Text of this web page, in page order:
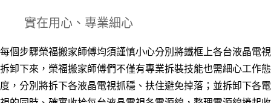
實在用心 、專業細心
每個步驟榮福搬家師傅均須謹慎小心分別將鐵框上各台液晶電視
拆卸下來，榮福搬家師傅們不僅有專業拆裝技能也需細心工作態
度，分別將拆下各液晶電視抓穩、扶住避免掉落；並拆卸下各電